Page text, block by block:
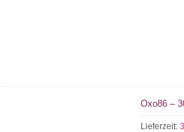
Oxo86 –
Lieferzeit: